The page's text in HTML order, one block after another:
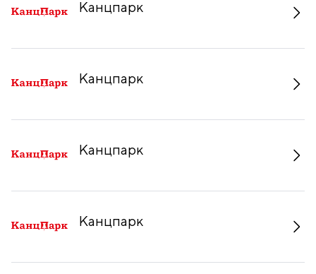
Канцпарк
Канцпарк
Канцпарк
Канцпарк